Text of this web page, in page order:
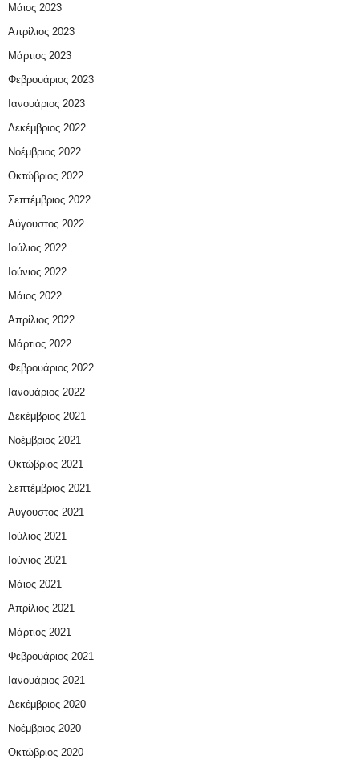
Μάιος 2023
Απρίλιος 2023
Μάρτιος 2023
Φεβρουάριος 2023
Ιανουάριος 2023
Δεκέμβριος 2022
Νοέμβριος 2022
Οκτώβριος 2022
Σεπτέμβριος 2022
Αύγουστος 2022
Ιούλιος 2022
Ιούνιος 2022
Μάιος 2022
Απρίλιος 2022
Μάρτιος 2022
Φεβρουάριος 2022
Ιανουάριος 2022
Δεκέμβριος 2021
Νοέμβριος 2021
Οκτώβριος 2021
Σεπτέμβριος 2021
Αύγουστος 2021
Ιούλιος 2021
Ιούνιος 2021
Μάιος 2021
Απρίλιος 2021
Μάρτιος 2021
Φεβρουάριος 2021
Ιανουάριος 2021
Δεκέμβριος 2020
Νοέμβριος 2020
Οκτώβριος 2020